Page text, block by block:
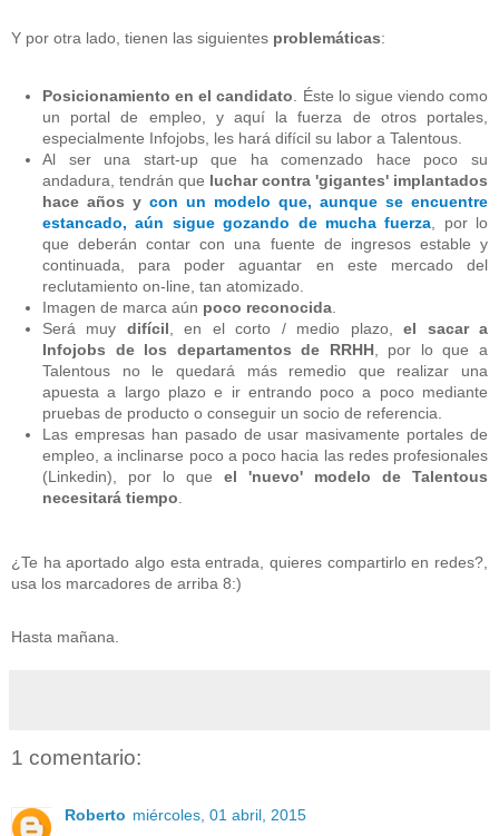
Y por otra lado, tienen las siguientes problemáticas:
Posicionamiento en el candidato . Éste lo sigue viendo como
un portal de empleo, y aquí la fuerza de otros portales,
especialmente Infojobs, les hará difícil su labor a Talentous.
Al ser una start-up que ha comenzado hace poco su
andadura, tendrán que luchar contra 'gigantes' implantados
hace años y con un modelo que, aunque se encuentre
estancado, aún sigue gozando de mucha fuerza , por lo
que deberán contar con una fuente de ingresos estable y
continuada, para poder aguantar en este mercado del
reclutamiento on-line, tan atomizado.
Imagen de marca aún poco reconocida
Será muy difícil , en el corto / medio plazo,el sacar a
Infojobs de los departamentos de RRHH, por lo que a
Talentous no le quedará más remedio que realizar una
apuesta a largo plazo e ir entrando poco a poco mediante
pruebas de producto o conseguir un socio de referencia.
Las empresas han pasado de usar masivamente portales de
empleo, a inclinarse poco a poco hacia las redes profesionales
(Linkedin), por lo que el 'nuevo' modelo de Talentous
necesitará tiempo
¿Te ha aportado algo esta entrada, quieres compartirlo en redes?,
usa los marcadores de arriba 8:)
Hasta mañana.
1 comentario:
Roberto miércoles, 01 abril, 2015